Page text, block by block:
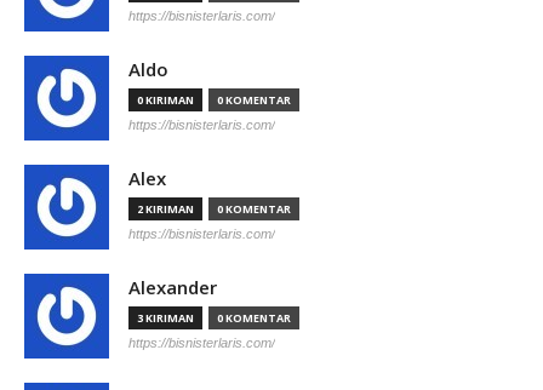
https://bisnisterlaris.com/
Aldo
0 KIRIMAN 0 KOMENTAR
https://bisnisterlaris.com/
Alex
2 KIRIMAN 0 KOMENTAR
https://bisnisterlaris.com/
Alexander
3 KIRIMAN 0 KOMENTAR
https://bisnisterlaris.com/